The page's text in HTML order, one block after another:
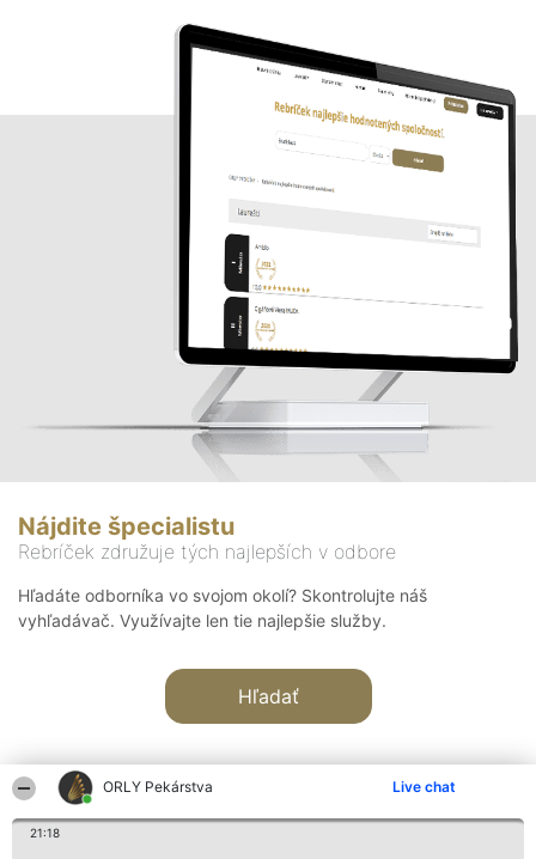
ORLY Pekárstva Live chat
21:18
Nájdite špecialistu
Rebríček združuje tých najlepších v odbore
Hľadáte odborníka vo svojom okolí? Skontrolujte náš
vyhľadávač. Využívajte len tie najlepšie služby.
Hľadať